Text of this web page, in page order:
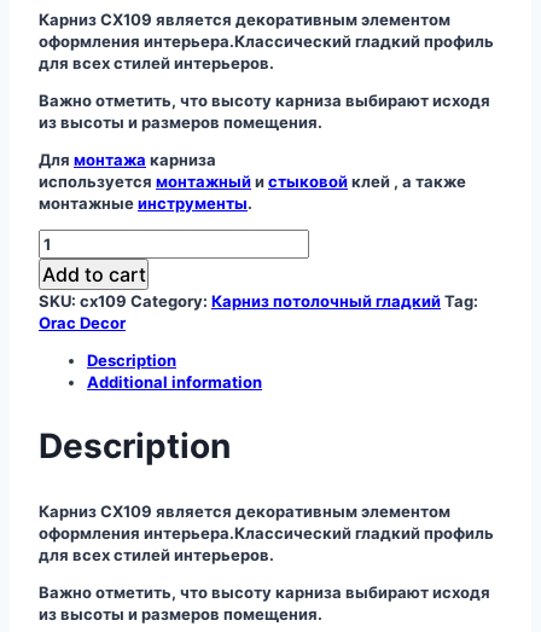
Карниз CX109 является декоративным элементом
оформления интерьера.Классический гладкий профиль
для всех стилей интерьеров.
Важно отметить, что высоту карниза выбирают исходя
из высоты и размеров помещения.
Для монтажа карниза
используется монтажныйистыковойклей , а также
монтажныеинструменты.
Карниз
CX109
quantity
Add to cart
SKU: cx109 Category: Карниз потолочный гладкийTag:
Orac Decor
Description
Additional information
Description
Карниз CX109 является декоративным элементом
оформления интерьера.Классический гладкий профиль
для всех стилей интерьеров.
Важно отметить, что высоту карниза выбирают исходя
из высоты и размеров помещения.